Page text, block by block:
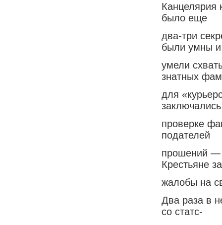
Канцелярия
было еще
два-три
были умны и
умели
знатных
для
проверке
подателей
прошений —
Крестьяне за
жалобы на
Два раза в
со статс-